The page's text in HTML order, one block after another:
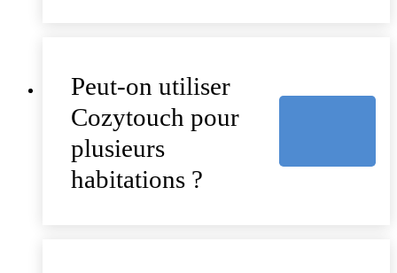
Peut-on utiliser
Cozytouch pour
plusieurs
habitations ?